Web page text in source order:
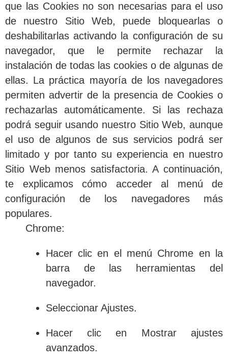
que las Cookies no son necesarias para el uso
de nuestro Sitio Web, puede bloquearlas o
deshabilitarlas activando la configuración de su
navegador, que le permite rechazar la
instalación de todas las cookies o de algunas de
ellas. La práctica mayoría de los navegadores
permiten advertir de la presencia de Cookies o
rechazarlas automáticamente. Si las rechaza
podrá seguir usando nuestro Sitio Web, aunque
el uso de algunos de sus servicios podrá ser
limitado y por tanto su experiencia en nuestro
Sitio Web menos satisfactoria. A continuación,
te explicamos cómo acceder al menú de
configuración de los navegadores más
populares.
Chrome:
Hacer clic en el menú Chrome en la
barra de las herramientas del
navegador.
Seleccionar Ajustes.
Hacer clic en Mostrar ajustes
avanzados.